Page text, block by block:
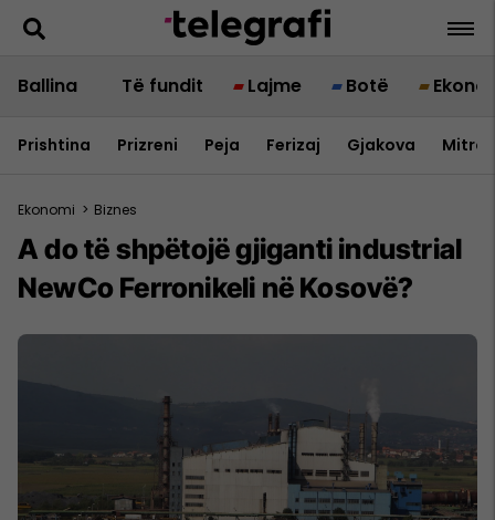
Ballina Të fundit Lajme Botë
Prishtina Prizreni Peja Ferizaj Gjakova
Ekonomi > Biznes
A do të shpëtojë gjiganti industrial
NewCo Ferronikeli në Kosovë?